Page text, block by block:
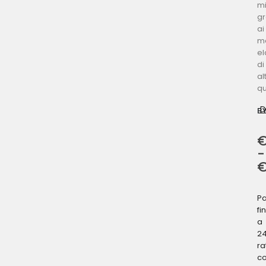
ai
di
-
a